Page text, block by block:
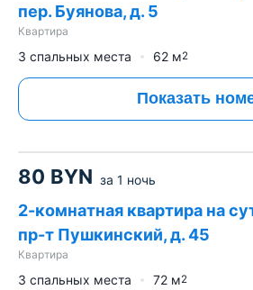
пер. Буянова, д. 5
Квартира
3 спальных места 62 м2
Показать
80 BYN за 1 ночь
2-комнатная квартира на
пр-т Пушкинский, д. 45
Квартира
3 спальных места 72 м2